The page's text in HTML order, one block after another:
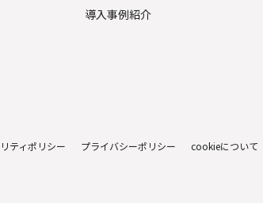
導入事例紹介
ティポリシー プライバシーポリシー cookieについて